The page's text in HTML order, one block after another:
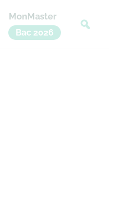
MonMaster
Bac 2026